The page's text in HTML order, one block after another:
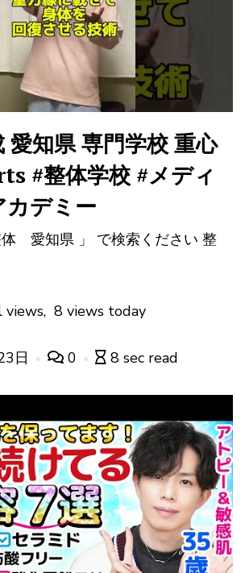
愛知県 専門学校 重心
#整体学校 #メディ
カデミー
体 愛知県 」 で検索ください 整
8 views today
日 0 8 sec read